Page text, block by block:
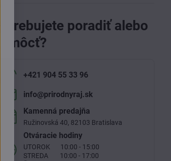
Potrebujete poradiť alebo
pomôcť?
+421 904 55 33 96
info​@prirodnyraj​.sk
Kamenná predajňa
Ružinovská 40, 82103 Bratislava
Otváracie hodiny
UTOROK 10:00 - 15:00
STREDA 10:00 - 17:00